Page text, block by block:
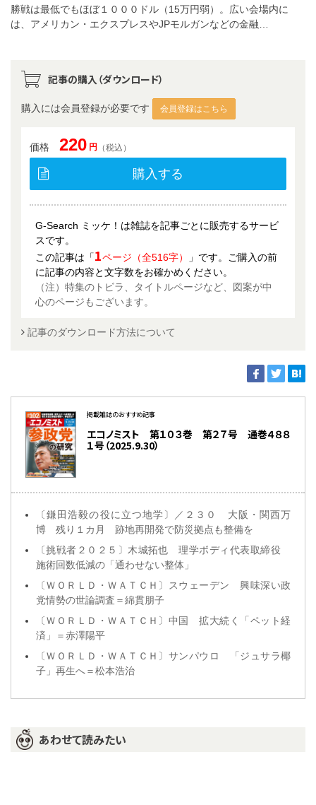
勝戦は最低でもほぼ１０００ドル（15万円弱）。広い会場内に
は、アメリカン・エクスプレスやJPモルガンなどの金融…
記事の購入（ダウンロード）
購入には会員登録が必要です 会員登録はこちら
価格 220 円 （税込）
購入する
G-Search ミッケ！は雑誌を記事ごとに販売するサービ
スです。
この記事は「1ページ（全516字）
」です。ご購入の前
に記事の内容と文字数をお確かめください。
（注）特集のトビラ、タイトルページなど、図案が中
心のページもございます。
記事のダウンロード方法について
掲載雑誌のおすすめ記事
エコノミスト 第１０３巻 第２７号 通巻４８８
１号（2025.9.30）
〔鎌田浩毅の役に立つ地学〕／２３０ 大阪・関西万
博 残り１カ月 跡地再開発で防災拠点も整備を
〔挑戦者２０２５〕木城拓也 理学ボディ代表取締役
施術回数低減の「通わせない整体」
〔ＷＯＲＬＤ・ＷＡＴＣＨ〕スウェーデン 興味深い政
党情勢の世論調査＝綿貫朋子
〔ＷＯＲＬＤ・ＷＡＴＣＨ〕中国 拡大続く「ペット経
済」＝赤澤陽平
〔ＷＯＲＬＤ・ＷＡＴＣＨ〕サンパウロ 「ジュサラ椰
子」再生へ＝松本浩治
あわせて読みたい